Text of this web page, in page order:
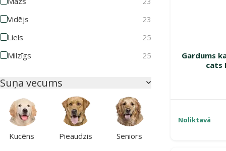
Vidējs
23
Liels
25
Milzīgs
25
Suņa vecums
Kucēns Pieaudzis Seniors
Gardums
cats
Noliktavā